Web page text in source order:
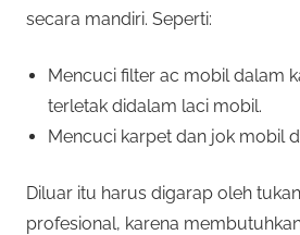
secara mandiri. Seperti:
Mencuci filter ac mobil dalam
terletak didalam laci mobil.
Mencuci karpet dan jok mobil
Diluar itu harus digarap oleh
profesional, karena